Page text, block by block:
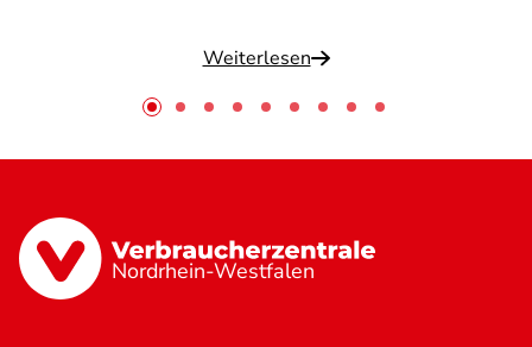
Weiterlesen
Nordrhein-Westfalen